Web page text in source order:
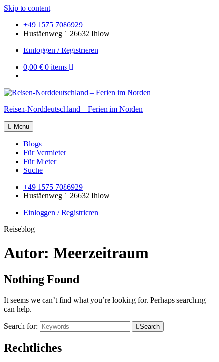
Skip to content
+49 1575 7086929
Hustäenweg 1 26632 Ihlow
Einloggen / Registrieren
0,00 € 0 items
Reisen-Norddeutschland – Ferien im Norden
Menu
Blogs
Für Vermieter
Für Mieter
Suche
+49 1575 7086929
Hustäenweg 1 26632 Ihlow
Einloggen / Registrieren
Reiseblog
Autor: Meerzeitraum
Nothing Found
It seems we can’t find what you’re looking for. Perhaps searching
can help.
Search for: Search
Rechtliches